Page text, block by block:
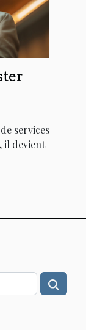
services
il devient